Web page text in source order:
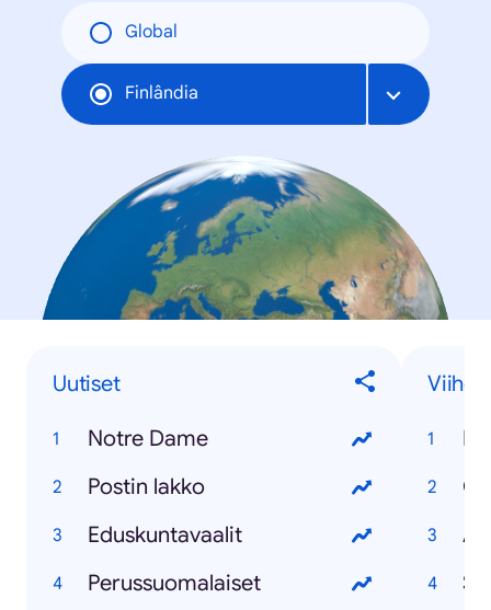
Global
Finlândia
Uutiset
Notre Dame
Postin lakko
Eduskuntavaalit
Perussuomalaiset
Viihde